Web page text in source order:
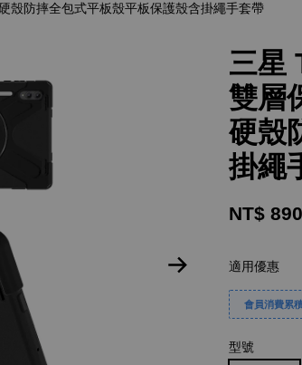
殼防摔全包式平板殼平板保護殼含掛繩手套帶
三星
雙層
硬殼
掛繩
NT$ 890
適用優惠
會員消費累
型號